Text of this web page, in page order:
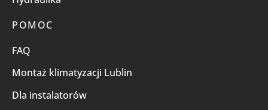
POMOC
FAQ
Montaż klimatyzacji Lublin
Dla instalatorów